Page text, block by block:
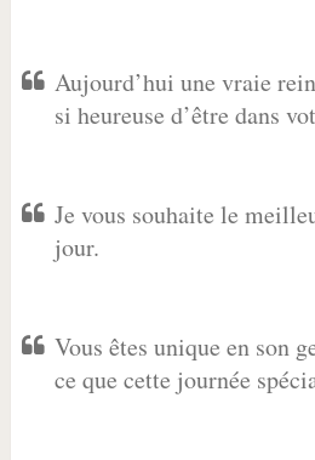
Aujourd’hui une vraie
si heureuse d’être dans
Je vous souhaite le
jour.
Vous êtes unique en son
ce que cette journée